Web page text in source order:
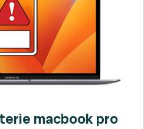
macbook pro